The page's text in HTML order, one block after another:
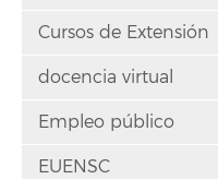
Cursos de Extensión
docencia virtual
Empleo público
EUENSC